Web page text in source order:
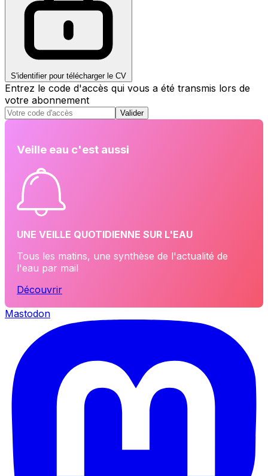
S'identifier pour télécharger le CV
Entrez le code d'accès qui vous a été transmis lors de
votre abonnement
Valider
Veille eau c'est aussi
UNE VEILLE QUOTIDIENNE SUR L'EAU
Tous les matins, une synthèse de l'actualité de
l'eau par mail
Découvrir
Mastodon